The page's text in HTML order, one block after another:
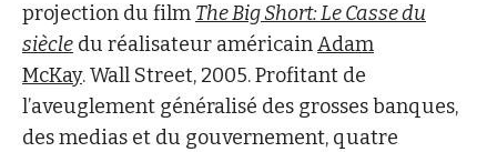
projection du film The Big Short: Le Casse du
siècle du réalisateur américainAdam
McKay. Wall Street, 2005. Profitant de
l’aveuglement généralisé des grosses banques,
des medias et du gouvernement, quatre